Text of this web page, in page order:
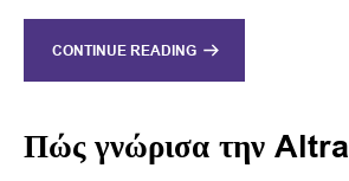
CONTINUE READING
Πώς γνώρισα την Altra